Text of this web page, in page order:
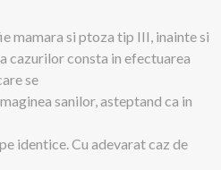
mamara si ptoza tip III, inainte si
cazurilor consta in efectuarea
se
sanilor, asteptand ca in
identice. Cu adevarat caz de